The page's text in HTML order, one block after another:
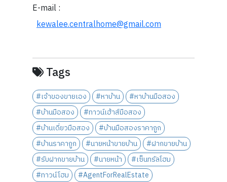
E-mail :
kewalee.centralhome@gmail.com
Tags
#เจ้าของขายเอง #หาบ้าน
#หาบ้านมือสอง
#บ้านมือสอง
#ทาวน์เฮ้าส์มือสอง
#บ้านเดี่ยวมือสอง
#บ้านมือสองราคาถูก
#บ้านราคาถูก
#นายหน้าขายบ้าน
#ฝากขายบ้าน
#รับฝากขายบ้าน
#นายหน้า
#เซ็นทรัลโฮม
#ทาวน์โฮม
#AgentForRealEstate